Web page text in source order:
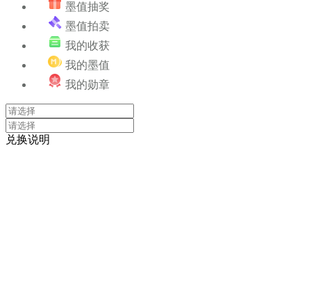
墨值抽奖
墨值拍卖
我的收获
我的墨值
我的勋章
兑换说明